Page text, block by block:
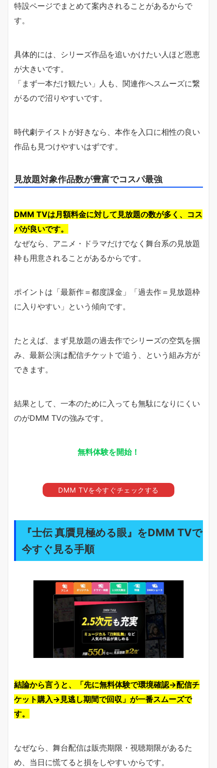
特設ページでまとめて案内されることがあるからで
す。
具体的には、シリーズ作品を追いかけたい人ほど恩恵
が大きいです。
「まず一本だけ観たい」人も、関連作へスムーズに繋
がるので沼りやすいです。
時代劇テイストが好きなら、本作を入口に相性の良い
作品も見つけやすいはずです。
見放題対象作品数が豊富でコスパ最強
DMM TVは月額料金に対して見放題の数が多く、コス
パが良いです。
なぜなら、アニメ・ドラマだけでなく舞台系の見放題
枠も用意されることがあるからです。
ポイントは「最新作＝都度課金」「過去作＝見放題枠
に入りやすい」という傾向です。
たとえば、まず見放題の過去作でシリーズの空気を掴
み、最新公演は配信チケットで追う、という組み方が
できます。
結果として、一本のために入っても無駄になりにくい
のがDMM TVの強みです。
無料体験を開始！
DMM TVを今すぐチェックする
『士伝 真贋見極める眼』をDMM TVで
今すぐ見る手順
結論から言うと、「先に無料体験で環境確認→配信チ
ケット購入→見逃し期間で回収」が一番スムーズで
す。
なぜなら、舞台配信は販売期限・視聴期限があるた
め、当日に慌てると損をしやすいからです。